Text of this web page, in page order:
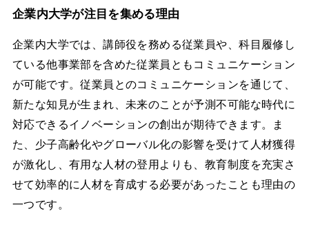
企業内大学が注目を集める理由
企業内大学では、講師役を務める従業員や、科目履修し
ている他事業部を含めた従業員ともコミュニケーション
が可能です。従業員とのコミュニケーションを通じて、
新たな知見が生まれ、未来のことが予測不可能な時代に
対応できるイノベーションの創出が期待できます。ま
た、少子高齢化やグローバル化の影響を受けて人材獲得
が激化し、有用な人材の登用よりも、教育制度を充実さ
せて効率的に人材を育成する必要があったことも理由の
一つです。